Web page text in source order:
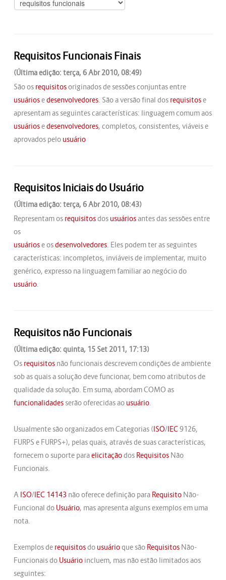
Requisitos Funcionais Finais
(Última edição: terça, 6 Abr 2010, 08:49)
São os requisitosoriginados de sessões conjuntas entre
usuáriosedesenvolvedores. São a versão final dos requisitose
apresentam as seguintes características: linguagem comum aos
usuáriosedesenvolvedores, completos, consistentes, viáveis e
aprovados pelo usuário
Requisitos Iniciais do Usuário
(Última edição: terça, 6 Abr 2010, 08:43)
Representam os requisitosdos usuáriosantes das sessões entre
os
usuáriose osdesenvolvedores. Eles podem ter as seguintes
características: incompletos, inviáveis de implementar, muito
genérico, expresso na linguagem familiar ao negócio do
usuário.
Requisitos não Funcionais
(Última edição: quinta, 15 Set 2011, 17:13)
Os requisitosnão funcionais descrevem condições de ambiente
sob as quais a solução deve funcionar, bem como atributos de
qualidade da solução. Em suma, abordam COMO as
funcionalidadesserão oferecidas ao usuário.
Usualmente são organizados em Categorias (ISO/IEC9126,
FURPS e FURPS+), pelas quais, através de suas características,
fornecem o suporte paraelicitaçãodos RequisitosNão
Funcionais.
A ISO/IEC 14143 não oferece definição para RequisitoNão-
Funcional do Usuário, mas apresenta alguns exemplos em uma
nota.
Exemplos de requisitosdo usuárioque são RequisitosNão-
Funcionais do Usuárioincluem, mas não estão limitados aos
seguintes: